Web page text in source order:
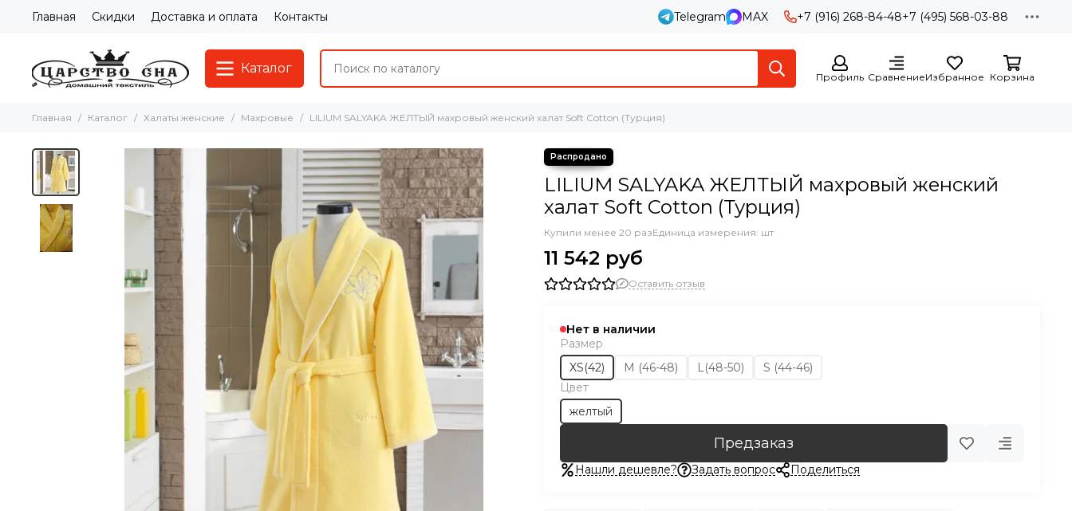
Главная Скидки Доставка и оплата Контакты Telegram MAX +7 (916) 268-84-48+7 (495) 568-03-88
Каталог
Профиль СравнениеИзбранное Корзина
Главная Каталог Халаты женские Махровые LILIUM SALYAKA ЖЕЛТЫЙ махровый женский халат Soft Cotton (Турция)
LILIUM SALYAKA ЖЕЛТЫЙ махровый женский
халат Soft Cotton (Турция)
Купили менее 20 разЕдиница измерения: шт
11 542 руб
Оставить отзыв
Нет в наличии
Размер
XS(42)
М (46-48) L(48-50)
S (44-46)
Цвет
желтый
Предзаказ
Нашли дешевле? Задать вопрос Поделиться